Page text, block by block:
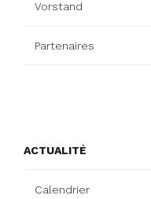
Vorstand
Partenaires
ACTUALITÉ
Calendrier